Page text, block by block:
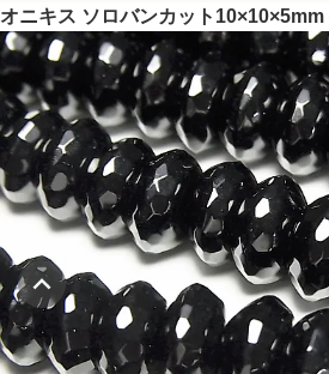
オニキス ソロバンカット